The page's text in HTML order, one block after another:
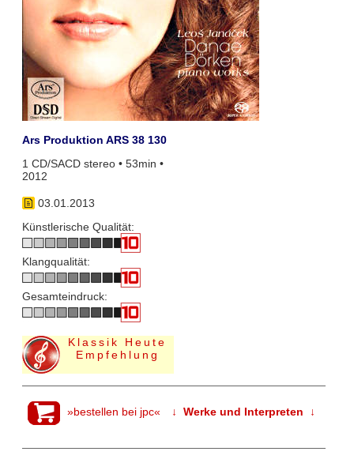
Ars Produktion ARS 38 130
1 CD/SACD stereo • 53min •
2012
03.01.2013
Künstlerische Qualität:
Klangqualität:
Gesamteindruck:
Klassik Heute
Empfehlung
»bestellen bei jpc« ↓ Werke und Interpreten ↓